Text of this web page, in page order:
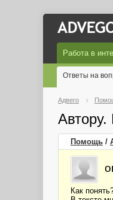
Работа в
Ответы на
Адвего
Помощь /
Как